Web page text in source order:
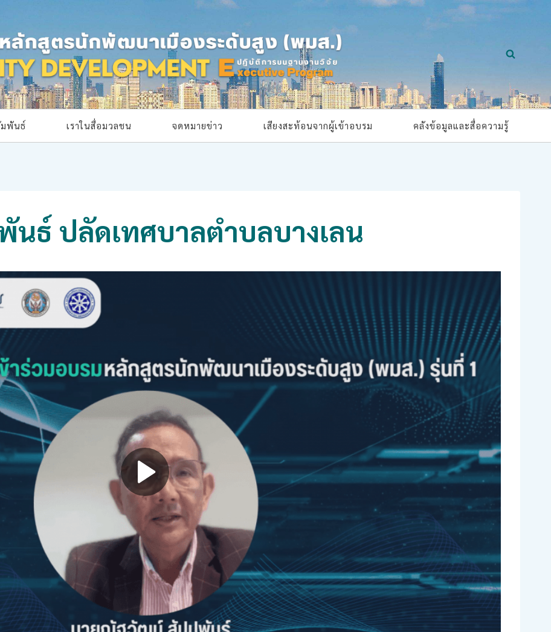
มพันธ์ เราในสื่อมวลชน จดหมายข่าว เสียงสะท้อนจากผู้เข้าอบรม คลังข้อมูลและสื่อความรู้
ธ์ ปลัดเทศบาลตำบลบางเลน